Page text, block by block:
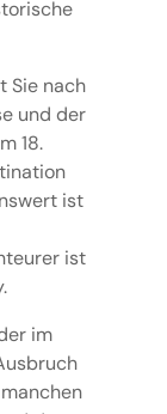
Sie nach
und der
18.
ist
ist
im